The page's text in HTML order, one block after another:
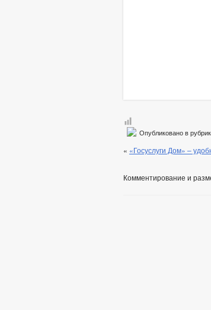
Опубликовано в
« «Госуслуги Дом» –
Комментирование и